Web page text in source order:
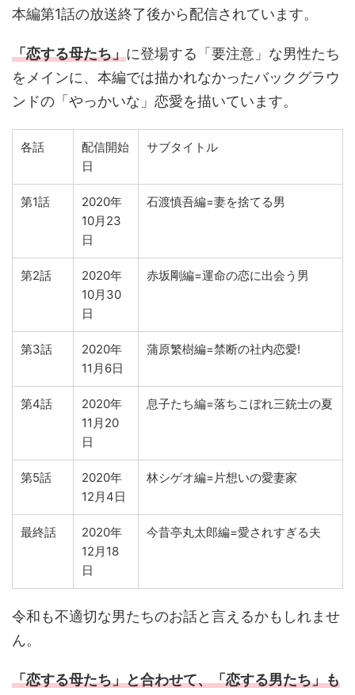
本編第1話の放送終了後から配信されています。
「恋する母たち」に登場する「要注意」な男性たち
をメインに、本編では描かれなかったバックグラウ
ンドの「やっかいな」恋愛を描いています。
各話
配信開始
日
サブタイトル
第1話
2020年
10月23
日
石渡慎吾編=妻を捨てる男
第2話
2020年
10月30
日
赤坂剛編=運命の恋に出会う男
第3話
2020年
11月6日
蒲原繁樹編=禁断の社内恋愛!
第4話
2020年
11月20
日
息子たち編=落ちこぼれ三銃士の夏
第5話
2020年
12月4日
林シゲオ編=片想いの愛妻家
最終話
2020年
12月18
日
今昔亭丸太郎編=愛されすぎる夫
令和も不適切な男たちのお話と言えるかもしれませ
ん。
「恋する母たち」と合わせて、「恋する男たち」も